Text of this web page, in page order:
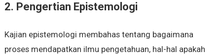
2. Pengertian Epistemologi
Kajian epistemologi membahas tentang bagaimana
proses mendapatkan ilmu pengetahuan, hal-hal apakah